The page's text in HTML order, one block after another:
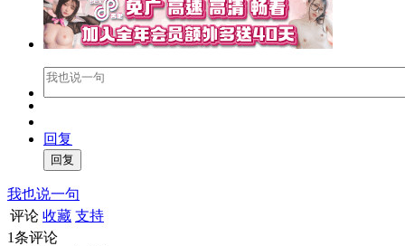
回复
我也说一句
评论 收藏 支持
1条评论